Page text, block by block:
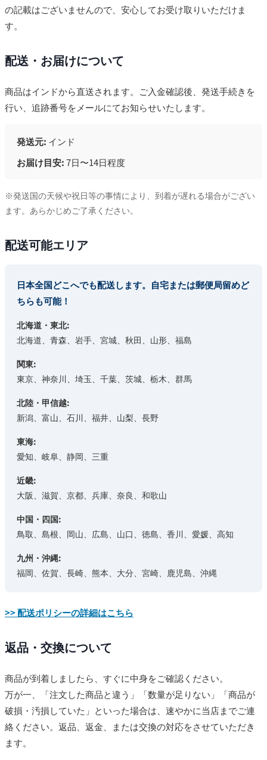
の記載はございませんので、安心してお受け取りいただけま
す。
配送・お届けについて
商品はインドから直送されます。ご入金確認後、発送手続きを
行い、追跡番号をメールにてお知らせいたします。
発送元: インド
お届け目安:7日〜14日程度
※発送国の天候や祝日等の事情により、到着が遅れる場合がござい
ます。あらかじめご了承ください。
配送可能エリア
日本全国どこへでも配送します。自宅または郵便局留めど
ちらも可能！
北海道・東北:
北海道、青森、岩手、宮城、秋田、山形、福島
関東:
東京、神奈川、埼玉、千葉、茨城、栃木、群馬
北陸・甲信越:
新潟、富山、石川、福井、山梨、長野
東海:
愛知、岐阜、静岡、三重
近畿:
大阪、滋賀、京都、兵庫、奈良、和歌山
中国・四国:
鳥取、島根、岡山、広島、山口、徳島、香川、愛媛、高知
九州・沖縄:
福岡、佐賀、長崎、熊本、大分、宮崎、鹿児島、沖縄
>> 配送ポリシーの詳細はこちら
返品・交換について
商品が到着しましたら、すぐに中身をご確認ください。
万が一、「注文した商品と違う」「数量が足りない」「商品が
破損・汚損していた」といった場合は、速やかに当店までご連
絡ください。返品、返金、または交換の対応をさせていただき
ます。